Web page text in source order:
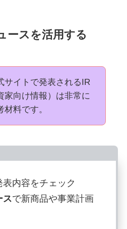
ースを活用する
サイトで発表されるIR
家向け情報）は非常に
料です。
表内容をチェック
スで新商品や事業計画